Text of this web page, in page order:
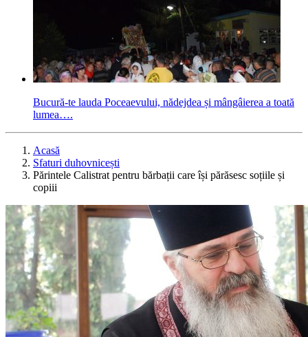
Bucură-te lauda Poceaevului, nădejdea și mângâierea a toată
lumea….
Acasă
Sfaturi duhovnicești
Părintele Calistrat pentru bărbații care își părăsesc soțiile și
copiii